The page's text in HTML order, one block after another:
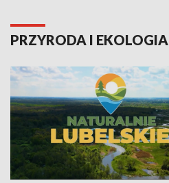
PRZYRODA I EKOLOGIA